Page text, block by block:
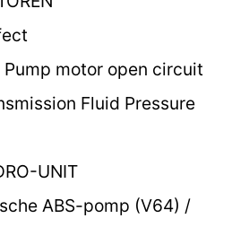
Pump motor open circuit
Fluid Pressure
UNIT
ABS-pomp (V64) /